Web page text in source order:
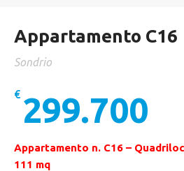
Appartamento C16
Sondrio
€ 299.700
Appartamento n. C16 –
111 mq